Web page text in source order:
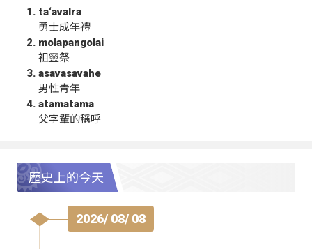
ta‘avalra
勇士成年禮
molapangolai
祖靈祭
asavasavahe
男性青年
atamatama
父字輩的稱呼
歷史上的今天
2026/ 08/ 08